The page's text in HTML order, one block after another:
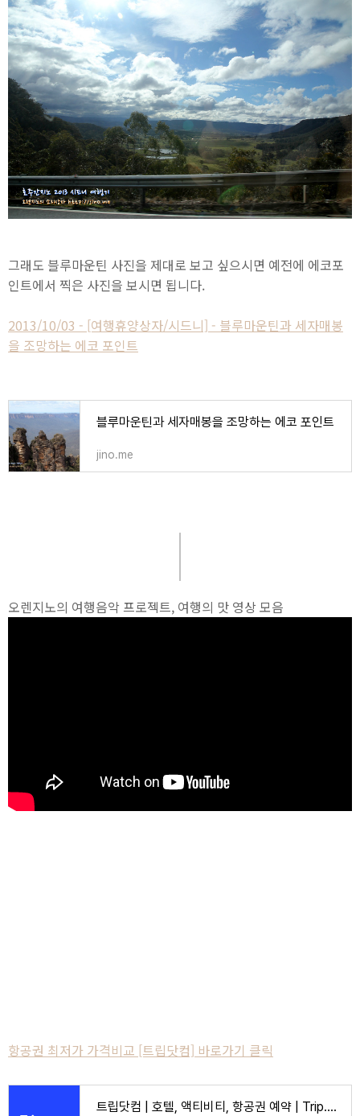
그래도 블루마운틴 사진을 제대로 보고 싶으시면 예전에 에코포
인트에서 찍은 사진을 보시면 됩니다.
2013/10/03 - [여행휴양상자/시드니] - 블루마운틴과 세자매봉
을 조망하는 에코 포인트
블루마운틴과 세자매봉을 조망하는 에코 포인트
jino.me
오렌지노의 여행음악 프로젝트, 여행의 맛 영상 모음
항공권 최저가 가격비교 [트립닷컴] 바로가기 클릭
트립닷컴 | 호텔, 액티비티, 항공권 예약 | Trip.com